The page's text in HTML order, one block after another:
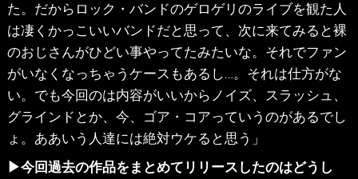
た。だからロック・バンドのゲロゲリのライブを観た人
は凄くかっこいいバンドだと思って、次に来てみると裸
のおじさんがひどい事やってたみたいな。それでファン
がいなくなっちゃうケースもあるし…。それは仕方がな
い。でも今回のは内容がいいからノイズ、スラッシュ、
グラインドとか、今、ゴア・コアっていうのがあるでし
ょ。ああいう人達には絶対ウケると思う」
▶今回過去の作品をまとめてリリースしたのはどうし